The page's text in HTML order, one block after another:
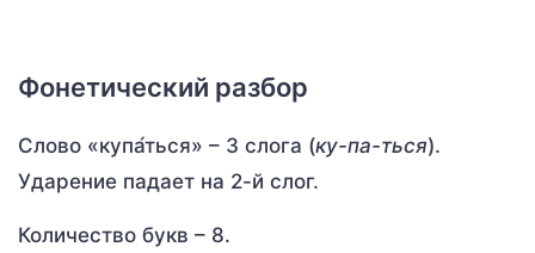
Фонетический разбор
Слово «купа́ться» – 3 слога (ку-па-ться).
Ударение падает на 2-й слог.
Количество букв – 8.